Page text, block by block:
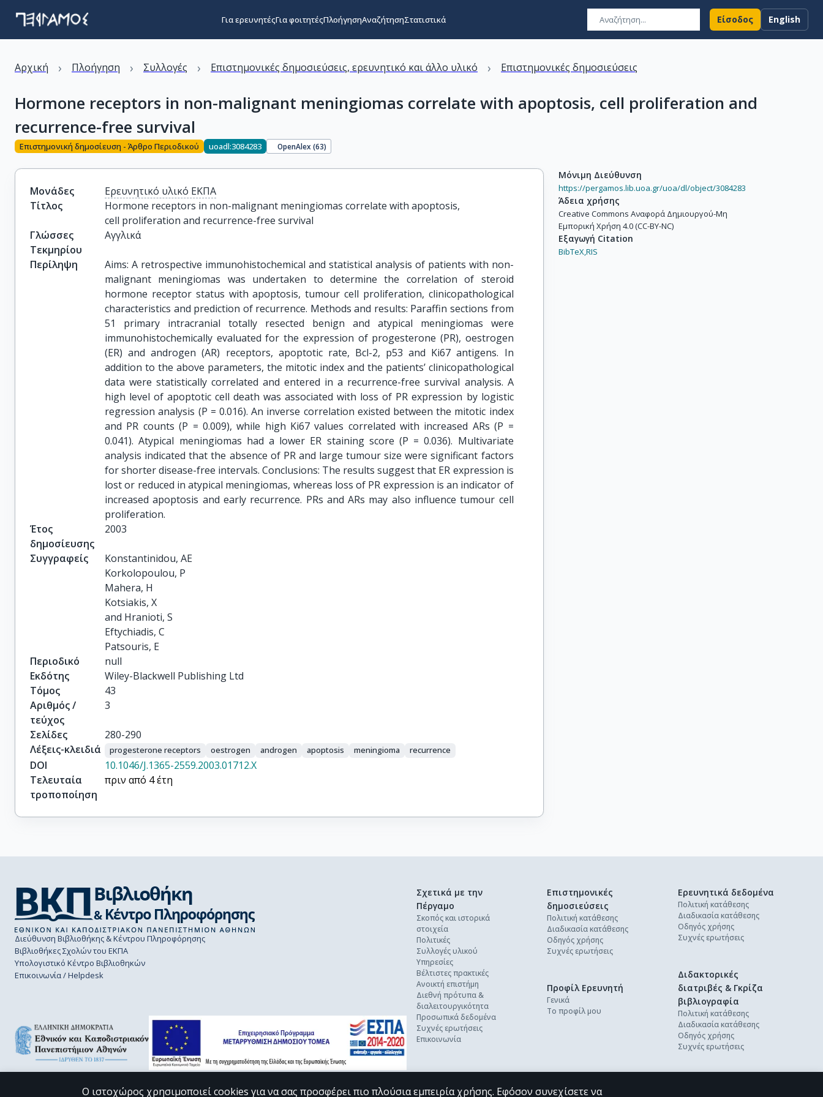
Για ερευνητέςΓια φοιτητέςΠλοήγησηΑναζήτησηΣτατιστικά Είσοδος English
Αρχική › Πλοήγηση › Συλλογές › Επιστημονικές δημοσιεύσεις, ερευνητικό και άλλο υλικό › Επιστημονικές δημοσιεύσεις
Hormone receptors in non-malignant meningiomas correlate with apoptosis, cell proliferation and
recurrence-free survival
Επιστημονική δημοσίευση - Άρθρο Περιοδικού uoadl:3084283 OpenAlex (63)
Μονάδες
Ερευνητικό υλικό ΕΚΠΑ
Τίτλος
Hormone receptors in non-malignant meningiomas correlate with apoptosis,
cell proliferation and recurrence-free survival
Γλώσσες
Τεκμηρίου
Αγγλικά
Περίληψη
Aims: A retrospective immunohistochemical and statistical analysis of patients with non-
malignant meningiomas was undertaken to determine the correlation of steroid
hormone receptor status with apoptosis, tumour cell proliferation, clinicopathological
characteristics and prediction of recurrence. Methods and results: Paraffin sections from
51 primary intracranial totally resected benign and atypical meningiomas were
immunohistochemically evaluated for the expression of progesterone (PR), oestrogen
(ER) and androgen (AR) receptors, apoptotic rate, Bcl-2, p53 and Ki67 antigens. In
addition to the above parameters, the mitotic index and the patients’ clinicopathological
data were statistically correlated and entered in a recurrence-free survival analysis. A
high level of apoptotic cell death was associated with loss of PR expression by logistic
regression analysis (P = 0.016). An inverse correlation existed between the mitotic index
and PR counts (P = 0.009), while high Ki67 values correlated with increased ARs (P =
0.041). Atypical meningiomas had a lower ER staining score (P = 0.036). Multivariate
analysis indicated that the absence of PR and large tumour size were significant factors
for shorter disease-free intervals. Conclusions: The results suggest that ER expression is
lost or reduced in atypical meningiomas, whereas loss of PR expression is an indicator of
increased apoptosis and early recurrence. PRs and ARs may also influence tumour cell
proliferation.
Έτος
δημοσίευσης
2003
Συγγραφείς
Konstantinidou, AE
Korkolopoulou, P
Mahera, H
Kotsiakis, X
and Hranioti, S
Eftychiadis, C
Patsouris, E
Περιοδικό
null
Εκδότης
Wiley-Blackwell Publishing Ltd
Τόμος
43
Αριθμός /
τεύχος
3
Σελίδες
280-290
Λέξεις-κλειδιά
progesterone receptors oestrogen androgen apoptosis meningioma recurrence
DOI
10.1046/J.1365-2559.2003.01712.X
Τελευταία
τροποποίηση
πριν από 4 έτη
Μόνιμη Διεύθυνση
https://pergamos.lib.uoa.gr/uoa/dl/object/3084283
Άδεια χρήσης
Creative Commons Αναφορά Δημιουργού-Μη
Εμπορική Χρήση 4.0 (CC-BY-NC)
Εξαγωγή Citation
BibTeX,RIS
Διεύθυνση Βιβλιοθήκης & Κέντρου Πληροφόρησης
Βιβλιοθήκες Σχολών του ΕΚΠΑ
Υπολογιστικό Κέντρο Βιβλιοθηκών
Επικοινωνία / Helpdesk
Σχετικά με την
Πέργαμο
Σκοπός και ιστορικά
στοιχεία
Πολιτικές
Συλλογές υλικού
Υπηρεσίες
Βέλτιστες πρακτικές
Ανοικτή επιστήμη
Διεθνή πρότυπα &
διαλειτουργικότητα
Προσωπικά δεδομένα
Συχνές ερωτήσεις
Επικοινωνία
Επιστημονικές
δημοσιεύσεις
Πολιτική κατάθεσης
Διαδικασία κατάθεσης
Οδηγός χρήσης
Συχνές ερωτήσεις
Ερευνητικά δεδομένα
Πολιτική κατάθεσης
Διαδικασία κατάθεσης
Οδηγός χρήσης
Συχνές ερωτήσεις
Διδακτορικές
διατριβές & Γκρίζα
βιβλιογραφία
Πολιτική κατάθεσης
Διαδικασία κατάθεσης
Οδηγός χρήσης
Συχνές ερωτήσεις
Προφίλ Ερευνητή
Γενικά
Το προφίλ μου
Ο ιστοχώρος χρησιμοποιεί cookies για να σας προσφέρει πιο πλούσια εμπειρία χρήσης. Εφόσον συνεχίσετε να